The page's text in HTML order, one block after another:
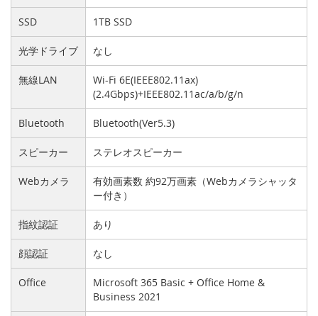
SSD 1TB SSD
光学ドライブ なし
無線LAN
Wi-Fi 6E(IEEE802.11ax)
(2.4Gbps)+IEEE802.11ac/a/b/g/n
Bluetooth Bluetooth(Ver5.3)
スピーカー ステレオスピーカー
Webカメラ
有効画素数 約92万画素（Webカメラシャッタ
ー付き）
指紋認証 あり
顔認証 なし
Office
Microsoft 365 Basic + Office Home &
Business 2021